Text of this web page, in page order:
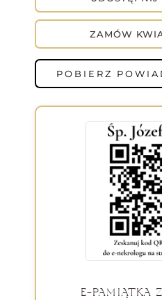
ZAMÓW
POBIERZ
E-PAMIĄTKA